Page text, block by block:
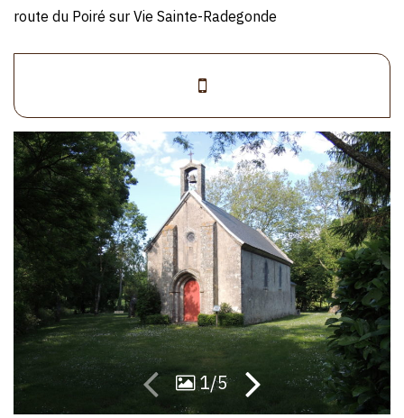
route du Poiré sur Vie Sainte-Radegonde
>07
86
33
54
13
1/5